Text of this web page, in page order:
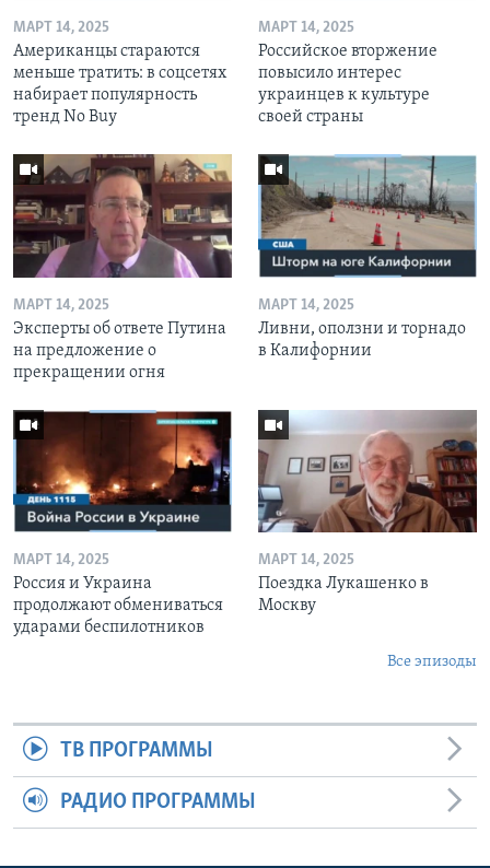
МАРТ 14, 2025
Американцы стараются
меньше тратить: в соцсетях
набирает популярность
тренд No Buy
МАРТ 14, 2025
Российское вторжение
повысило интерес
украинцев к культуре
своей страны
МАРТ 14, 2025
Эксперты об ответе Путина
на предложение о
прекращении огня
МАРТ 14, 2025
Ливни, оползни и торнадо
в Калифорнии
МАРТ 14, 2025
Россия и Украина
продолжают обмениваться
ударами беспилотников
МАРТ 14, 2025
Поездка Лукашенко в
Москву
Все эпизоды
ТВ ПРОГРАММЫ
РАДИО ПРОГРАММЫ